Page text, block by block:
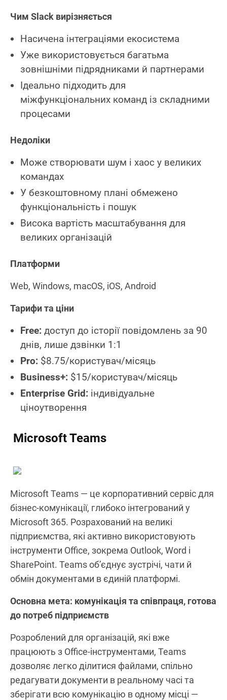
Чим Slack вирізняється
Насичена інтеграціями екосистема
Уже використовується багатьма
зовнішніми підрядниками й партнерами
Ідеально підходить для
міжфункціональних команд із складними
процесами
Недоліки
Може створювати шум і хаос у великих
командах
У безкоштовному плані обмежено
функціональність і пошук
Висока вартість масштабування для
великих організацій
Платформи
Web, Windows, macOS, iOS, Android
Тарифи та ціни
Free: доступ до історії повідомлень за 90
днів, лише дзвінки 1:1
Pro: $8.75/користувач/місяць
Business+: $15/користувач/місяць
Enterprise Grid: індивідуальне
ціноутворення
Microsoft Teams
Microsoft Teams — це корпоративний сервіс для
бізнес‑комунікації, глибоко інтегрований у
Microsoft 365. Розрахований на великі
підприємства, які активно використовують
інструменти Office, зокрема Outlook, Word і
SharePoint. Teams об’єднує зустрічі, чати й
обмін документами в єдиній платформі.
Основна мета: комунікація та співпраця, готова
до потреб підприємств
Розроблений для організацій, які вже
працюють з Office‑інструментами, Teams
дозволяє легко ділитися файлами, спільно
редагувати документи в реальному часі та
зберігати всю комунікацію в одному місці —